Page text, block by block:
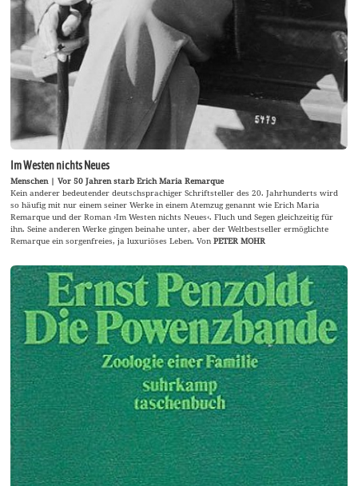
Im Westen nichts Neues
Menschen | Vor 50 Jahren starb Erich Maria Remarque
Kein anderer bedeutender deutschsprachiger Schriftsteller des 20. Jahrhunderts wird
so häufig mit nur einem seiner Werke in einem Atemzug genannt wie Erich Maria
Remarque und der Roman ›Im Westen nichts Neues‹. Fluch und Segen gleichzeitig für
ihn. Seine anderen Werke gingen beinahe unter, aber der Weltbestseller ermöglichte
Remarque ein sorgenfreies, ja luxuriöses Leben. VonPETER MOHR